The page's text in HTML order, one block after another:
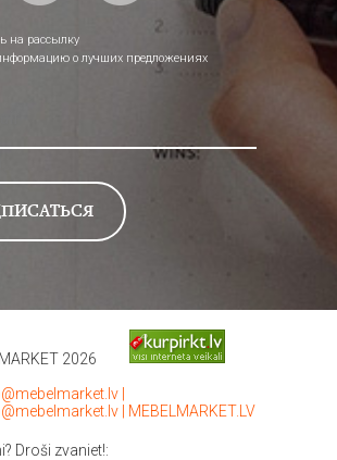
на рассылку
о лучших предложениях
2026
MEBELMARKET.LV
Droši zvaniet!: